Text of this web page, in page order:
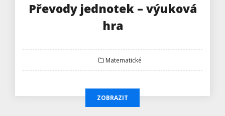
Převody jednotek – výuková
hra
Matematické
ZOBRAZIT